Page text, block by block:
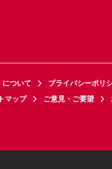
について プライバシーポリ
マップ ご意見・ご要望